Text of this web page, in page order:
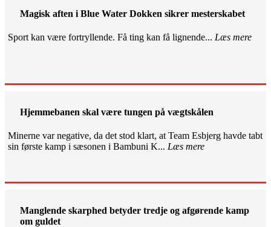
Magisk aften i Blue Water Dokken sikrer mesterskabet
Sport kan være fortryllende. Få ting kan få lignende... Læs mere
Hjemmebanen skal være tungen på vægtskålen
Minerne var negative, da det stod klart, at Team Esbjerg havde tabt
sin første kamp i sæsonen i Bambuni K... Læs mere
Manglende skarphed betyder tredje og afgørende kamp
om guldet